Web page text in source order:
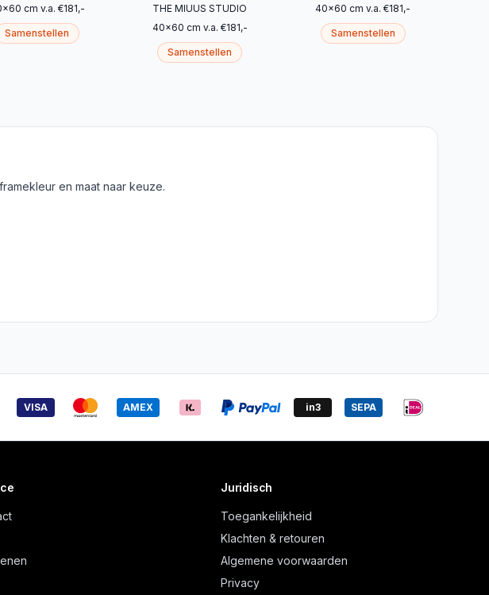
x60 cm v.a. €181,-
Samenstellen
THE MIUUS STUDIO
40x60 cm v.a. €181,-
Samenstellen
40x60 cmv.a. €181,-
Samenstellen
en maat naar keuze.
VISA AMEX in3 SEPA
Juridisch
Toegankelijkheid
Klachten & retouren
Algemene voorwaarden
Privacy